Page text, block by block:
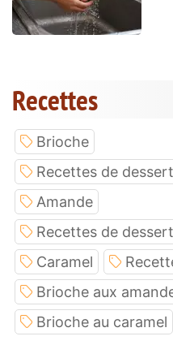
Recettes
Brioche
Recettes de
Amande
Recettes de
Caramel
Brioche aux
Brioche au caramel